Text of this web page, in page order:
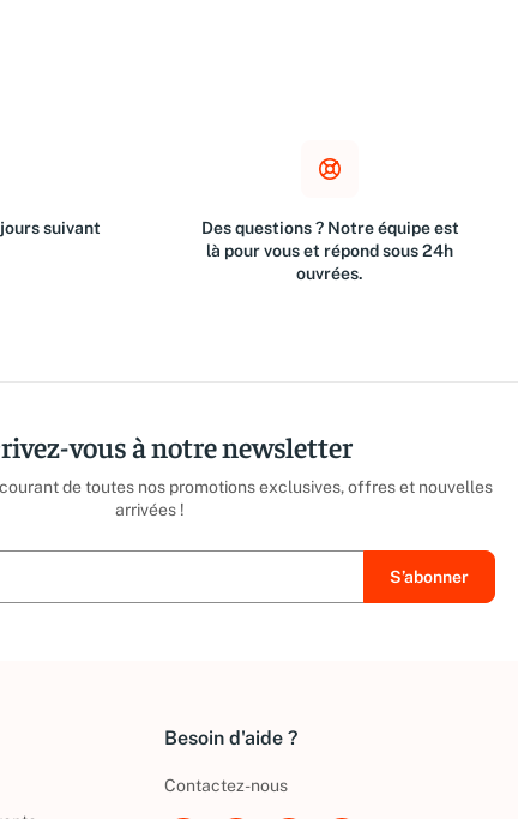
suivant
Des questions ? Notre équipe est
là pour vous et répond sous 24h
ouvrées.
vous à notre newsletter
de toutes nos promotions exclusives, offres et nouvelles
arrivées !
Besoin d'aide ?
Contactez-nous